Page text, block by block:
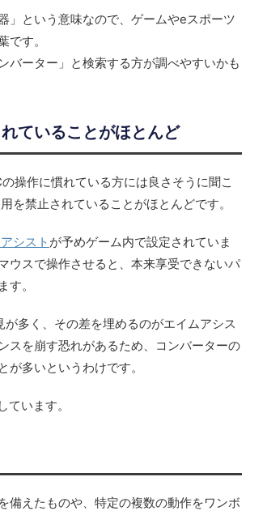
」という意味なので、ゲームやeスポーツ
す。
バーター」と検索する方が調べやすいかも
ていることがほとんど
操作に慣れている方には良さそうに聞こ
を禁止されていることがほとんどです。
シスト が予めゲーム内で設定されていま
ウスで操作させると、本来享受できないパ
。
多く、その差を埋めるのがエイムアシス
スを崩す恐れがあるため、コンバーターの
多いというわけです。
ています。
備えたものや、特定の複数の動作をワンボ